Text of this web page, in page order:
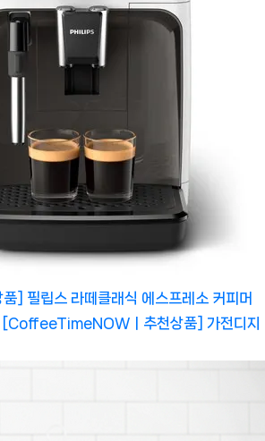
품] 필립스 라떼클래식 에스프레소 커피머
[CoffeeTimeNOWㅣ추천상품]
가전디지